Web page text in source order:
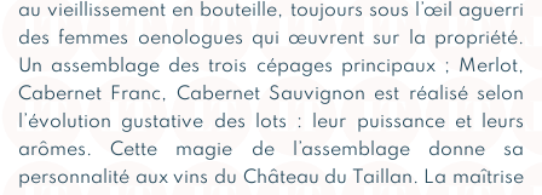
au vieillissement en bouteille, toujours sous l’œil aguerri
des femmes oenologues qui œuvrent sur la propriété.
Un assemblage des trois cépages principaux ; Merlot,
Cabernet Franc, Cabernet Sauvignon est réalisé selon
l’évolution gustative des lots : leur puissance et leurs
arômes. Cette magie de l’assemblage donne sa
personnalité aux vins du Château du Taillan. La maîtrise